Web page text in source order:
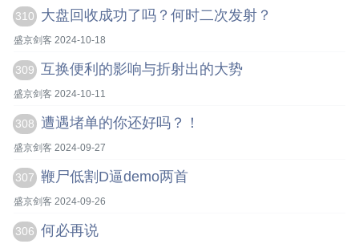
310 大盘回收成功了吗？何时二次发射？
盛京剑客 2024-10-18
309 互换便利的影响与折射出的大势
盛京剑客 2024-10-11
308 遭遇堵单的你还好吗？！
盛京剑客 2024-09-27
307 鞭尸低割D逼demo两首
盛京剑客 2024-09-26
306 何必再说